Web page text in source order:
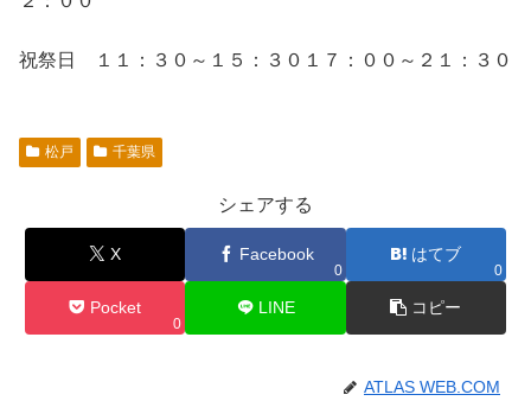
祝祭日 １１：３０～１５：３０１７：００～２１：３０
松戸 千葉県
シェアする
X Facebook
0
はてブ
0
Pocket
0
LINE コピー
ATLAS WEB.COM